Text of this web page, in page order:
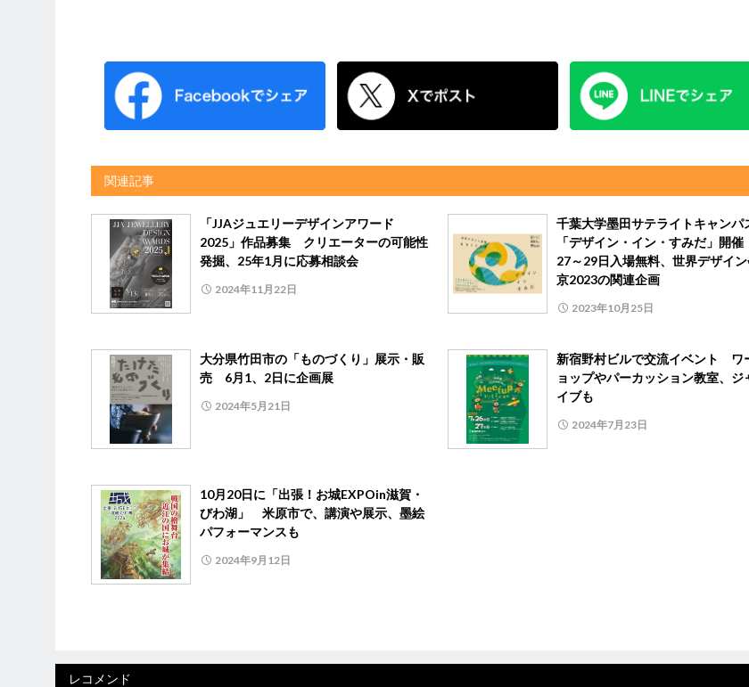
関連記事
「JJAジュエリーデザインアワード
2025」作品募集 クリエーターの可能性
発掘、25年1月に応募相談会
2024年11月22日
千葉大学墨田サテライトキャンパ
「デザイン・イン・すみだ」開
27～29日入場無料、世界デザイ
京2023の関連企画
2023年10月25日
大分県竹田市の「ものづくり」展示・販
売 6月1、2日に企画展
2024年5月21日
新宿野村ビルで交流イベント ワ
ョップやパーカッション教室、ジ
イブも
2024年7月23日
10月20日に「出張！お城EXPOin滋賀・
びわ湖」 米原市で、講演や展示、墨絵
パフォーマンスも
2024年9月12日
レコメンド